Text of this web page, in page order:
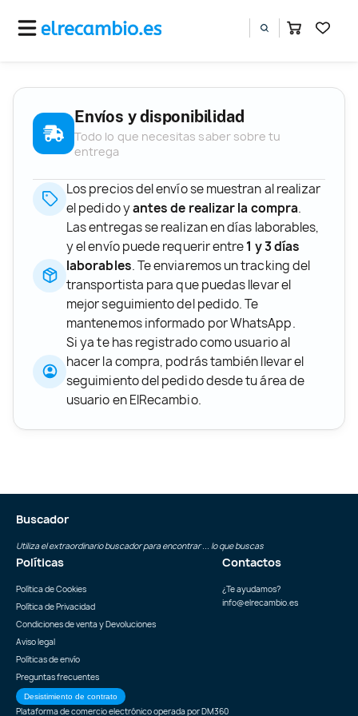
Envíos y disponibilidad
Todo lo que necesitas saber sobre tu
entrega
Los precios del envío se muestran al realizar
el pedido yantes de realizar la compra.
Las entregas se realizan en días laborables,
y el envío puede requerir entre1 y 3 días
laborables. Te enviaremos un tracking del
transportista para que puedas llevar el
mejor seguimiento del pedido. Te
mantenemos informado por WhatsApp.
Si ya te has registrado como usuario al
hacer la compra, podrás también llevar el
seguimiento del pedido desde tu área de
usuario en ElRecambio.
Buscador
Utiliza el extraordinario buscador para encontrar ... lo que buscas
Políticas
Política de Cookies
Política de Privacidad
Condiciones de venta y Devoluciones
Aviso legal
Políticas de envío
Preguntas frecuentes
Desistimiento de contrato
Contactos
¿Te ayudamos?
info@elrecambio.es
Plataforma de comercio electrónico operada porDM360